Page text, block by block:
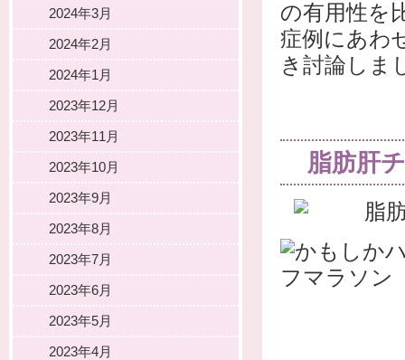
の有用性を
症例にあわ
き討論しま
脂肪肝
2024年3月
2024年2月
2024年1月
2023年12月
2023年11月
2023年10月
2023年9月
2023年8月
2023年7月
2023年6月
2023年5月
2023年4月